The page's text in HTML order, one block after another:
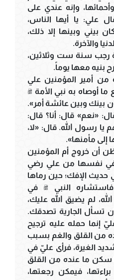
وإنه عندي على
علي: يا أيها الناس،
بيني وبينها إلا ذلك،
والآخرة.
رجب سنة ست وثلاثين،
بنيه معها يوماً.
من أمير المؤمنين علي
ما أوصاه به نبي الأمة ﷺ
بينك وبين عائشة أمر».
«نعم» قال: أنا؟ قال:
يا رسول الله. قال: «لا،
إلى مأمنها».
أن خروج أم المؤمنين
في نفسها من علي رضي
حديث الإفك؛ حين رماها
فاستشاره النبي ﷺ في
لم يضيق الله عليك،
تسأل الجارية تصدقك.
إنما حمله عليه ترجيح
من القلق والغم بسبب
الغيرة، فرأى عليّ في
سكن ما عنده من القلق
فيمكن رجعتها،